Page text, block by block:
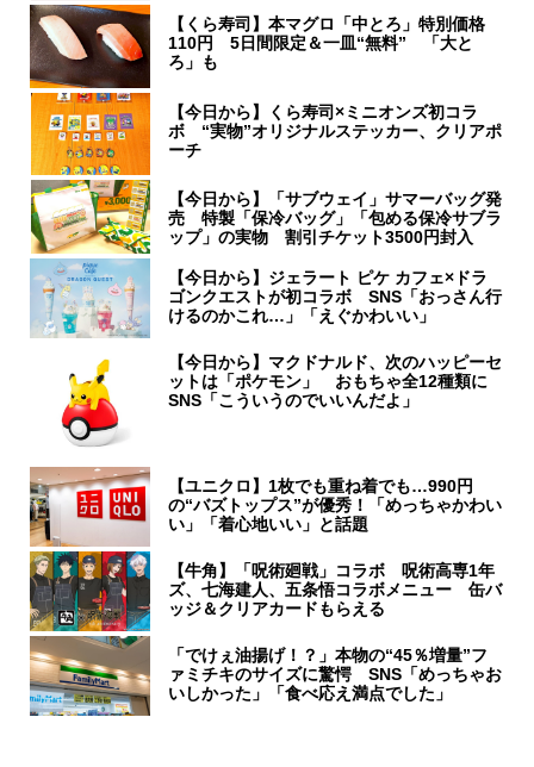
【くら寿司】本マグロ「中とろ」特別価格
110円 5日間限定＆一皿“無料” 「大と
ろ」も
【今日から】くら寿司×ミニオンズ初コラ
ボ “実物”オリジナルステッカー、クリアポ
ーチ
【今日から】「サブウェイ」サマーバッグ発
売 特製「保冷バッグ」「包める保冷サブラ
ップ」の実物 割引チケット3500円封入
【今日から】ジェラート ピケ カフェ×ドラ
ゴンクエストが初コラボ SNS「おっさん行
けるのかこれ…」「えぐかわいい」
【今日から】マクドナルド、次のハッピーセ
ットは「ポケモン」 おもちゃ全12種類に
SNS「こういうのでいいんだよ」
【ユニクロ】1枚でも重ね着でも…990円
の“バズトップス”が優秀！「めっちゃかわい
い」「着心地いい」と話題
【牛角】「呪術廻戦」コラボ 呪術高専1年
ズ、七海建人、五条悟コラボメニュー 缶バ
ッジ＆クリアカードもらえる
「でけぇ油揚げ！？」本物の“45％増量”フ
ァミチキのサイズに驚愕 SNS「めっちゃお
いしかった」「食べ応え満点でした」